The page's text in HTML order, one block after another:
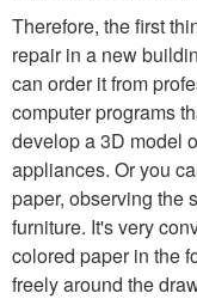
Therefore, the first
repair in a new
can order it from
computer programs
develop a 3D model
appliances. Or you
paper, observing the
furniture. It's very
colored paper in the
freely around the